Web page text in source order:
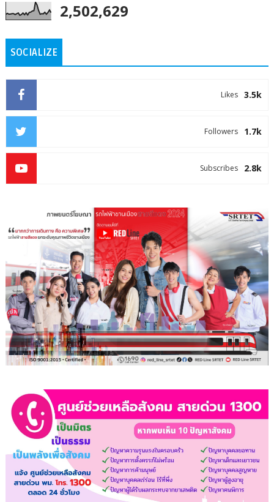
2,502,629
SOCIALIZE
3.5k
Likes
1.7k
Followers
2.8k
Subscribes